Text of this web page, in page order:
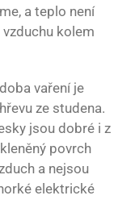
a teplo není
kolem
vaření je
ze studena.
jsou dobré i z
povrch
a nejsou
elektrické